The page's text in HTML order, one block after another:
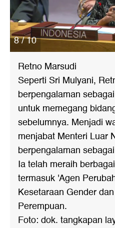
8 / 10
Retno Marsudi
Seperti Sri Mulyani,
berpengalaman
untuk memegang
sebelumnya. Menjadi
menjabat Menteri Luar
berpengalaman
Ia telah meraih
termasuk 'Agen
Kesetaraan Gender
Perempuan.
Foto: dok. tangkapan